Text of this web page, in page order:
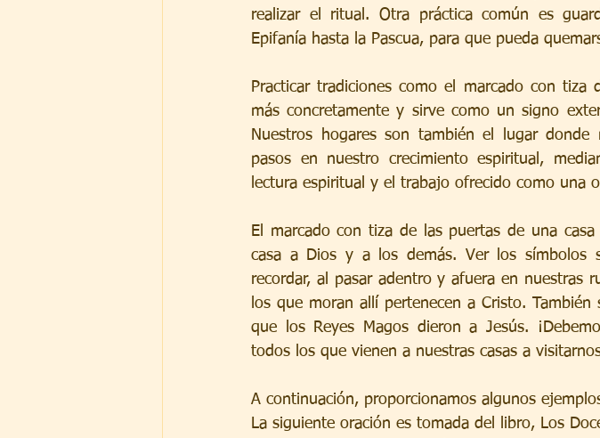
realizar el ritual. Otra práctica común es
Epifanía hasta la Pascua, para que pueda
Practicar tradiciones como el marcado con
más concretamente y sirve como un signo
Nuestros hogares son también el lugar
pasos en nuestro crecimiento espiritual,
lectura espiritual y el trabajo ofrecido como una
El marcado con tiza de las puertas de una
casa a Dios y a los demás. Ver los símbolos
recordar, al pasar adentro y afuera en nuestras
los que moran allí pertenecen a Cristo.
que los Reyes Magos dieron a Jesús.
todos los que vienen a nuestras casas a
A continuación, proporcionamos algunos
La siguiente oración es tomada del libro, Los